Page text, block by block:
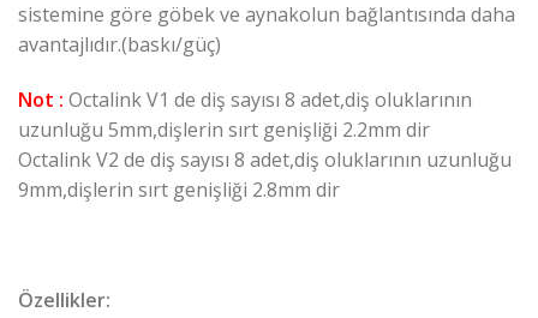
sistemine göre göbek ve aynakolun bağlantısında daha
avantajlıdır.(baskı/güç)
Not : Octalink V1 de diş sayısı 8 adet,diş oluklarının
uzunluğu 5mm,dişlerin sırt genişliği 2.2mm dir
Octalink V2 de diş sayısı 8 adet,diş oluklarının uzunluğu
9mm,dişlerin sırt genişliği 2.8mm dir
Özellikler: